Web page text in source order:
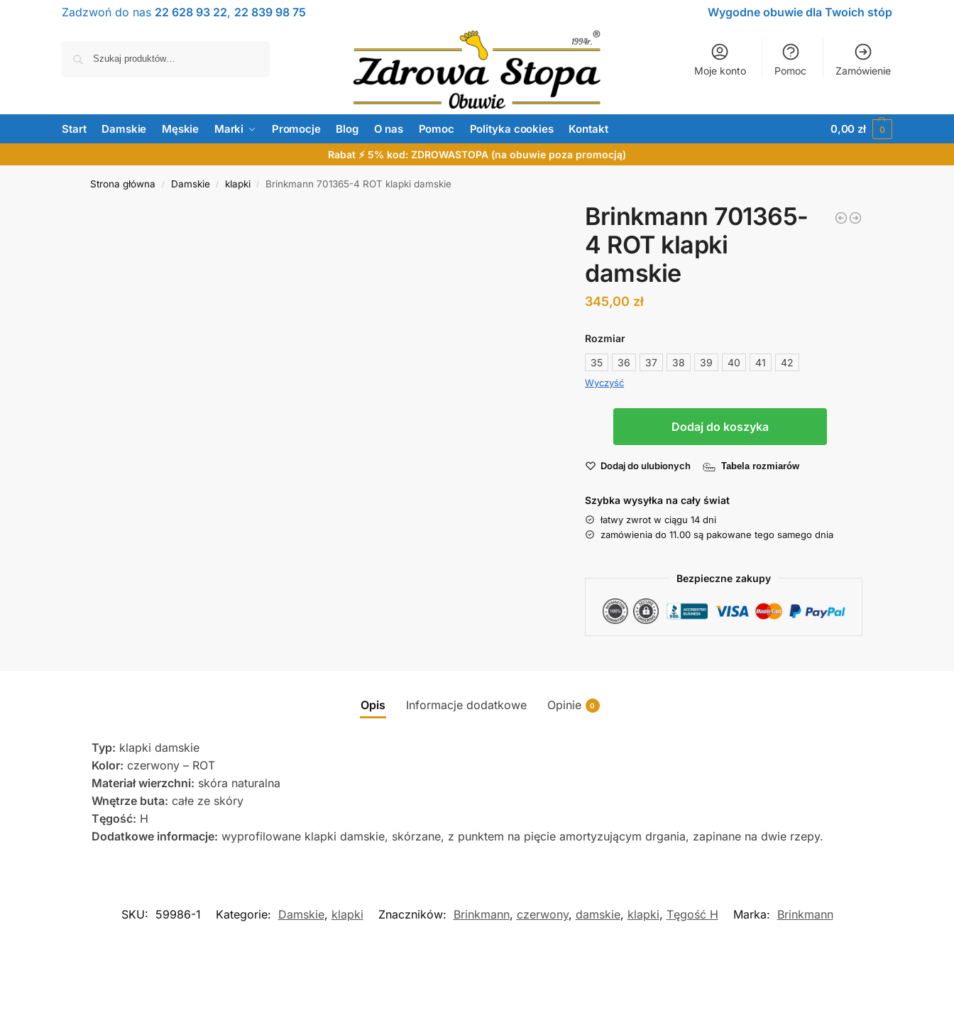
Zadzwoń do nas 22 628 93 22, 22 839 98 75 Wygodne obuwie dla Twoich stóp
Moje konto Pomoc Zamówienie
Start Damskie Męskie Marki Promocje Blog O nas Pomoc Polityka cookies Kontakt 0,00zł 0
Rabat ⚡ 5% kod: ZDROWASTOPA (na obuwie poza promocją)
Strona główna / Damskie / klapki / Brinkmann 701365-4 ROT klapki damskie
Brinkmann 701365-
4 ROT klapki
damskie
345,00 zł
Rozmiar
35
36 37 38 39 40 41 42
Wyczyść
Dodaj do koszyka
Dodaj do ulubionych Tabela rozmiarów
Szybka wysyłka na cały świat
łatwy zwrot w ciągu 14 dni
zamówienia do 11.00 są pakowane tego samego dnia
Bezpieczne zakupy
Opis Informacje dodatkowe Opinie 0
Typ: klapki damskie
Kolor: czerwony – ROT
Materiał wierzchni: skóra naturalna
Wnętrze buta: całe ze skóry
Tęgość: H
Dodatkowe informacje: wyprofilowane klapki damskie, skórzane, z punktem na pięcie amortyzującym drgania, zapinane na dwie rzepy.
SKU: 59986-1 Kategorie: Damskie, klapki Znaczników: Brinkmann, czerwony, damskie, klapki, Tęgość H Marka: Brinkmann